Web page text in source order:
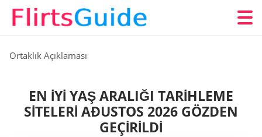
Ortaklık Açıklaması
EN IYI YAŞ ARALIĞI TARIHLEME
SITELERI AÐUSTOS 2026 GÖZDEN
GEÇIRILDI